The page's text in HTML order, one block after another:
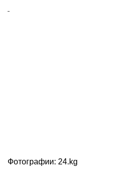
Фотографии: 24.kg